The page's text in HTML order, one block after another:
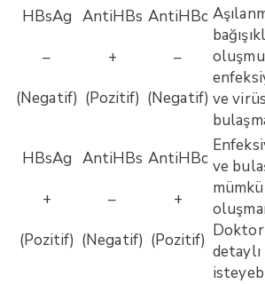
HBsAg
–
(Negatif)
AntiHBs
+
(Pozitif)
AntiHBc
–
(Negatif) ve
HBsAg
+
(Pozitif)
AntiHBs
–
(Negatif)
AntiHBc
+
(Pozitif)
ve